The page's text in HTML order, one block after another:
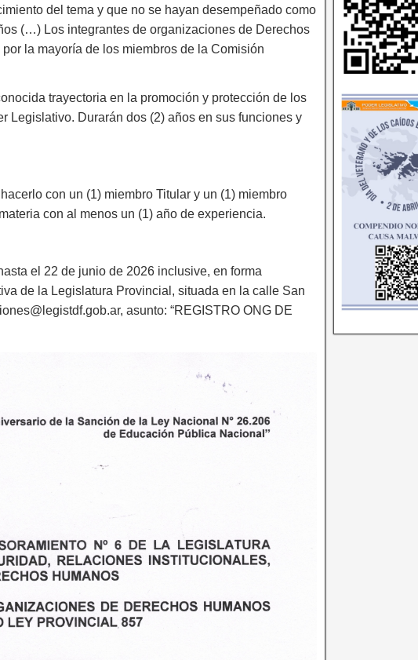
del tema y que no se hayan desempeñado como
(…) Los integrantes de organizaciones de Derechos
la mayoría de los miembros de la Comisión
trayectoria en la promoción y protección de los
Legislativo. Durarán dos (2) años en sus funciones y
con un (1) miembro Titular y un (1) miembro
con al menos un (1) año de experiencia.
el 22 de junio de 2026 inclusive, en forma
de la Legislatura Provincial, situada en la calle San
asunto: “REGISTRO ONG DE